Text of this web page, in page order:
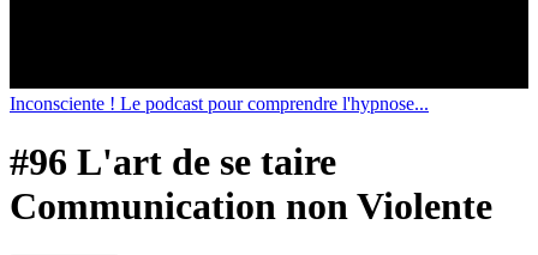
Inconsciente ! Le podcast pour comprendre l'hypnose...
#96 L'art de se taire
Communication non Violente